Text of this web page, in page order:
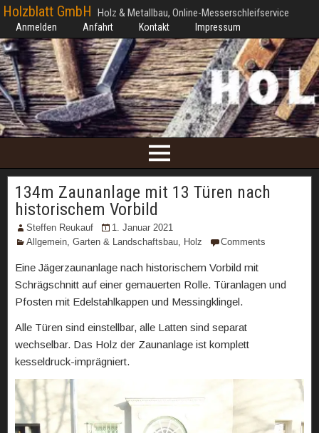
Holzblatt GmbH Holz & Metallbau, Online-Messerschleifservice
Anmelden Anfahrt Kontakt Impressum
134m Zaunanlage mit 13 Türen nach
historischem Vorbild
Steffen Reukauf
1. Januar 2021
Allgemein, Garten & Landschaftsbau, Holz Comments
Eine Jägerzaunanlage nach historischem Vorbild mit
Schrägschnitt auf einer gemauerten Rolle. Türanlagen und
Pfosten mit Edelstahlkappen und Messingklingel.
Alle Türen sind einstellbar, alle Latten sind separat
wechselbar. Das Holz der Zaunanlage ist komplett
kesseldruck-imprägniert.